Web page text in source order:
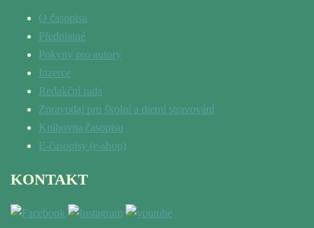
O časopisu
Předplatné
Pokyny pro autory
Inzerce
Redakční rada
Zpravodaj pro školní a dietní stravování
Knihovna časopisu
E-časopisy (e-shop)
KONTAKT